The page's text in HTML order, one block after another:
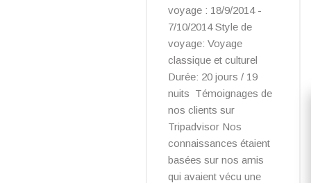
voyage : 18/9/2014 -
7/10/2014 Style de
voyage: Voyage
classique et culturel
Durée: 20 jours / 19
nuits Témoignages de
nos clients sur
Tripadvisor Nos
connaissances étaient
basées sur nos amis
qui avaient vécu une